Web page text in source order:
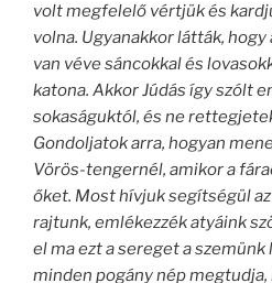
volt megfelelő vértjük és
volna. Ugyanakkor látták,
van véve sáncokkal és
katona. Akkor Júdás így szólt
sokaságuktól, és ne
Gondoljatok arra, hogyan
Vörös-tengernél, amikor a
őket. Most hívjuk segítségül
rajtunk, emlékezzék atyáink
el ma ezt a sereget a
minden pogány nép megtudja,